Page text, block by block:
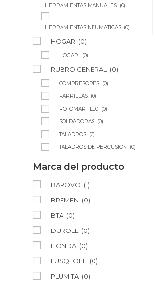
HERRAMIENTAS MANUALES (0)
HERRAMIENTAS NEUMATICAS (0)
HOGAR (0)
HOGAR. (0)
RUBRO GENERAL (0)
COMPRESORES (0)
PARRILLAS (0)
ROTOMARTILL0 (0)
SOLDADORAS (0)
TALADROS (0)
TALADROS DE PERCUSION
(0)
Marca del producto
BAROVO (1)
BREMEN (0)
BTA (0)
DUROLL
(0)
HONDA (0)
LUSQTOFF (0)
PLUMITA (0)